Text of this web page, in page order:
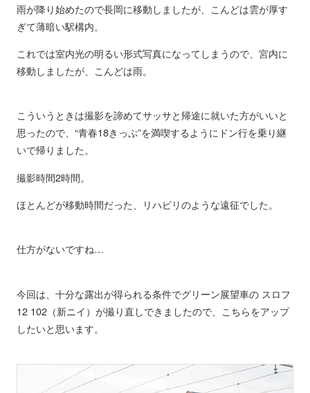
雨が降り始めたので長岡に移動しましたが、こんどは雲が厚す
ぎて薄暗い駅構内。
これでは室内光の明るい形式写真になってしまうので、宮内に
移動しましたが、こんどは雨。
こういうときは撮影を諦めてサッサと帰途に就いた方がいいと
思ったので、“青春18きっぷ”を満喫するようにドン行を乗り継
いで帰りました。
撮影時間2時間。
ほとんどが移動時間だった、リハビリのような遠征でした。
仕方がないですね…
今回は、十分な露出が得られる条件でグリーン展望車の スロフ
12 102（新ニイ）が撮り直しできましたので、こちらをアップ
したいと思います。